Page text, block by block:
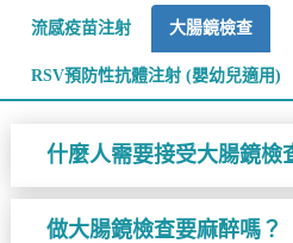
流感疫苗注射 大腸鏡檢查
RSV預防性抗體注射 (嬰幼兒適用)
什麼人需要接受大腸鏡檢
做大腸鏡檢查要麻醉嗎？